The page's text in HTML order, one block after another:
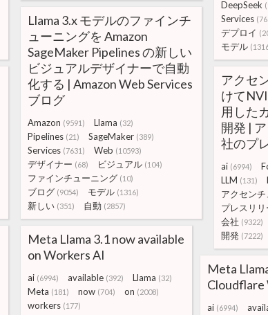
DeepSeek
Services
デプロイ
モデル
Llama 3.x モデルのファインチ
ューニングを Amazon
SageMaker Pipelines の新しい
ビジュアルデザイナーで自動
化する | Amazon Web Services
ブログ
Amazon (9591) Llama (32)
Pipelines (21) SageMaker (389)
Services (7631) Web (10593)
デザイナー (68) ビジュアル (104)
ファインチューニング (10)
ブログ (9054) モデル (1316)
新しい (351) 自動 (2857)
アクセ
けて
用した
開発 |
社のプ
ai (6994)
LLM (131)
アクセンチ
プレスリリ
会社 (9322)
開発 (7222)
Meta Llama 3.1 now available
on Workers AI
ai (6994) available (392) Llama (32)
Meta (181) now (704) on (2008)
workers (177)
Meta
Cloudflare
ai (6994)